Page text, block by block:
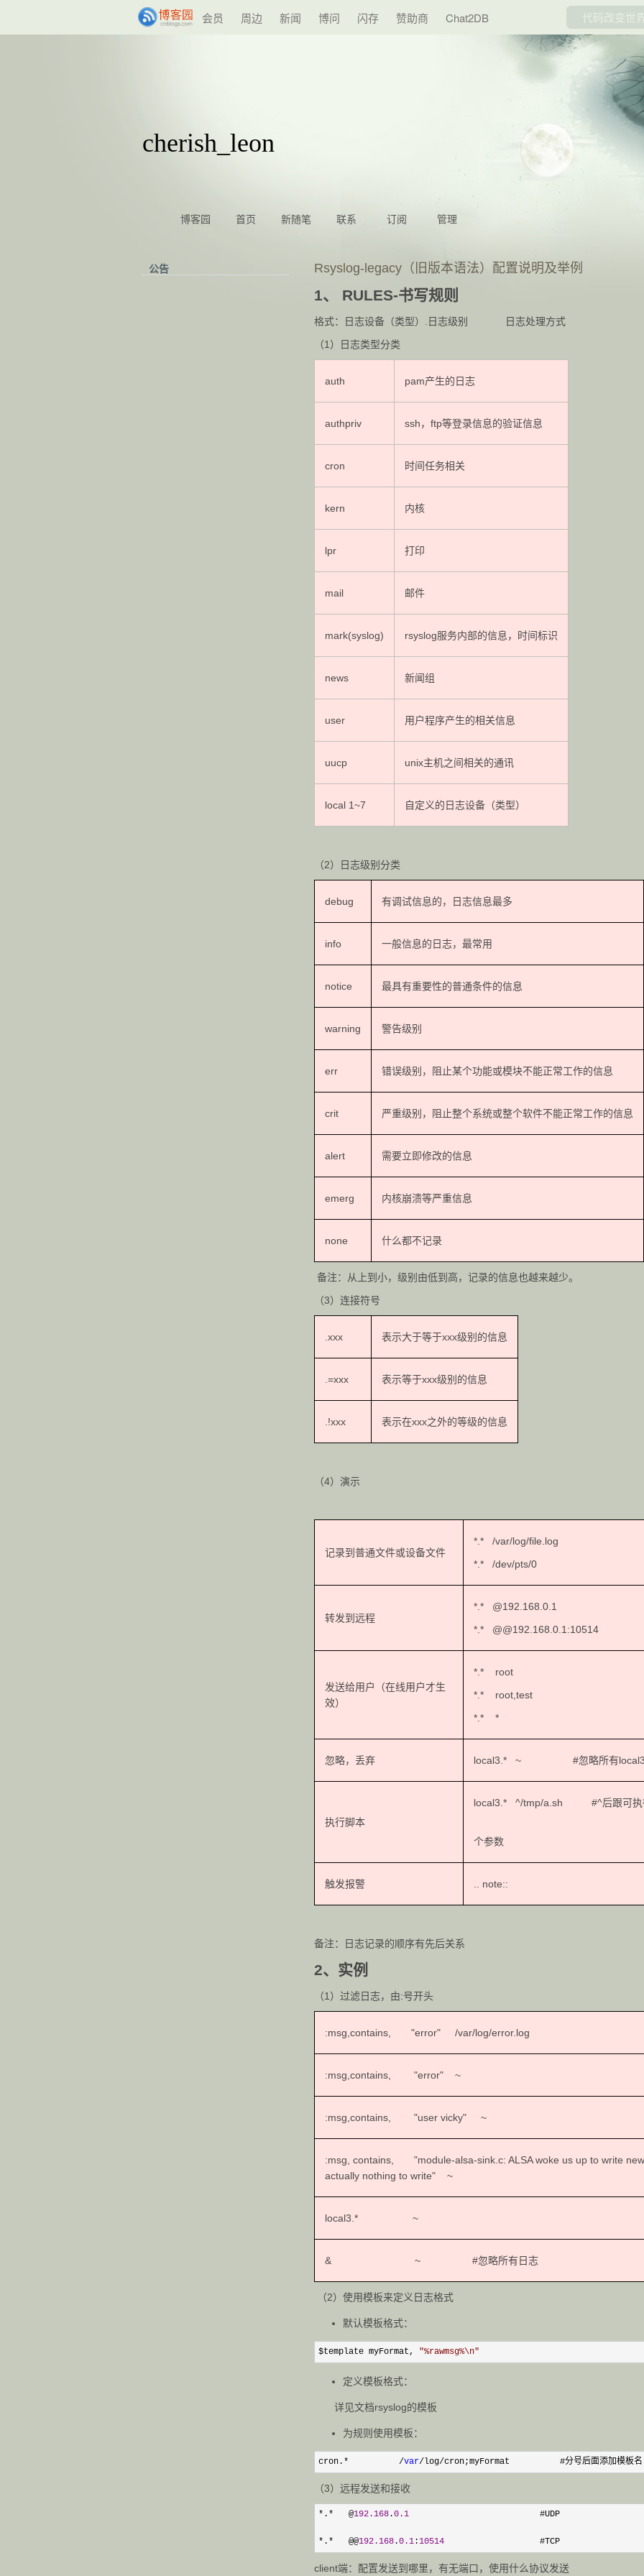
会员 周边 新闻 博问 闪存 赞助商 Chat2DB
cherish_leon
博客园 首页 新随笔 联系 订阅 管理
Rsyslog-legacy（旧版本语法）配置说明及举例
1、 RULES-书写规则
格式：日志设备（类型）.日志级别 日志处理方式
（1）日志类型分类
auth pam产生的日志
authpriv ssh，ftp等登录信息的验证信息
cron 时间任务相关
kern 内核
lpr 打印
mail 邮件
mark(syslog) rsyslog服务内部的信息，时间标识
news 新闻组
user 用户程序产生的相关信息
uucp unix主机之间相关的通讯
local 1~7 自定义的日志设备（类型）
（2）日志级别分类
debug 有调试信息的，日志信息最多
info 一般信息的日志，最常用
notice 最具有重要性的普通条件的信息
warning 警告级别
err 错误级别，阻止某个功能或模块不能正常工作的信息
crit 严重级别，阻止整个系统或整个软件不能正常工作的信息
alert 需要立即修改的信息
emerg 内核崩溃等严重信息
none 什么都不记录
备注：从上到小，级别由低到高，记录的信息也越来越少。
（3）连接符号
.xxx 表示大于等于xxx级别的信息
.=xxx 表示等于xxx级别的信息
.!xxx 表示在xxx之外的等级的信息
（4）演示
记录到普通文件或设备文件
*.* /var/log/file.log #
*.* /dev/pts/0
转发到远程
*.* @192.168.0.1
*.* @@192.168.0.1:10514
发送给用户（在线用户才生
效）
*.* root
*.* root,test #多个用
*.* * #*表示所
忽略，丢弃 local3.* ~ #忽略所有local3
执行脚本
local3.* ^/tmp/a.sh #^后跟可执行
#日志内容可
个参数
触发报警 .. note::
备注：日志记录的顺序有先后关系
2、实例
（1）过滤日志，由:号开头
:msg,contains, "error" /var/log/error.log
:msg,contains, "error" ~
:msg,contains, "user vicky" ~
:msg, contains, "module-alsa-sink.c: ALSA woke us up to write
actually nothing to write" ~
local3.* ~
& ~ #忽略所有日志
（2）使用模板来定义日志格式
默认模板格式：
$template myFormat, "%rawmsg%\n"
定义模板格式：
详见文档rsyslog的模板
为规则使用模板：
cron.*          /var/log/cron;myFormat          #分号后面添加模板名
（3）远程发送和接收
*.*   @192.168 .0.1
                          #UDP
*.*   @@192.168 .0.1 :10514
                   #TCP
client端：配置发送到哪里，有无端口，使用什么协议发送
公告